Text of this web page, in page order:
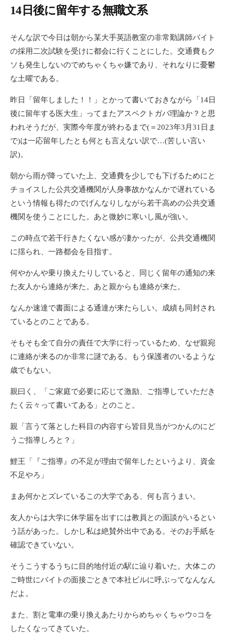
14日後に留年する無職文系
そんな訳で今日は朝から某大手英語教室の非常勤講師バイト
の採用二次試験を受けに都会に行くことにした。交通費もク
ソも発生しないのでめちゃくちゃ嫌であり、それなりに憂鬱
な土曜である。
昨日「留年しました！！」とかって書いておきながら「14日
後に留年する医大生」ってまたアスペクトガバ理論か？と思
われそうだが、実際今年度が終わるまで(＝2023年3月31日ま
で)は一応留年したとも何とも言えない訳で…(苦しい言い
訳)。
朝から雨が降っていた上、交通費を少しでも下げるためにと
チョイスした公共交通機関が人身事故かなんかで遅れている
という情報も得たのでげんなりしながら若干高めの公共交通
機関を使うことにした。あと微妙に寒いし風が強い。
この時点で若干行きたくない感が凄かったが、公共交通機関
に揺られ、一路都会を目指す。
何やかんや乗り換えたりしていると、同じく留年の通知の来
た友人から連絡が来た。あと親からも連絡が来た。
なんか速達で書面による通達が来たらしい。成績も同封され
ているとのことである。
そもそも全て自分の責任で大学に行っているため、なぜ親宛
に連絡が来るのか非常に謎である。もう保護者のいるような
歳でもない。
親曰く、「ご家庭で必要に応じて激励、ご指導していただき
たく云々って書いてある」とのこと。
親「言うて落とした科目の内容すら皆目見当がつかんのにど
うご指導しろと？」
鯉王「『ご指導』の不足が理由で留年したというより、資金
不足やろ」
まあ何かとズレているこの大学である、何も言うまい。
友人からは大学に休学届を出すには教員との面談がいるとい
う話があった。しかし私は絶賛外出中である。そのお手紙を
確認できていない。
そうこうするうちに目的地付近の駅に辿り着いた。大体この
ご時世にバイトの面接ごときで本社ビルに呼ぶってなんなん
だよ。
また、割と電車の乗り換えあたりからめちゃくちゃウ○コを
したくなってきていた。